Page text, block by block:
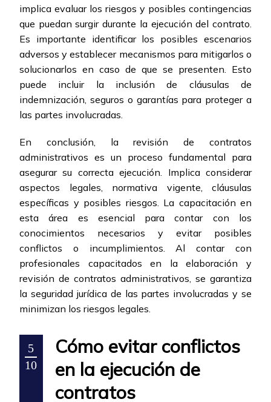
implica evaluar los riesgos y posibles contingencias
que puedan surgir durante la ejecución del contrato.
Es importante identificar los posibles escenarios
adversos y establecer mecanismos para mitigarlos o
solucionarlos en caso de que se presenten. Esto
puede incluir la inclusión de cláusulas de
indemnización, seguros o garantías para proteger a
las partes involucradas.
En conclusión, la revisión de contratos
administrativos es un proceso fundamental para
asegurar su correcta ejecución. Implica considerar
aspectos legales, normativa vigente, cláusulas
específicas y posibles riesgos. La capacitación en
esta área es esencial para contar con los
conocimientos necesarios y evitar posibles
conflictos o incumplimientos. Al contar con
profesionales capacitados en la elaboración y
revisión de contratos administrativos, se garantiza
la seguridad jurídica de las partes involucradas y se
minimizan los riesgos legales.
5
10
Cómo evitar conflictos
en la ejecución de
contratos